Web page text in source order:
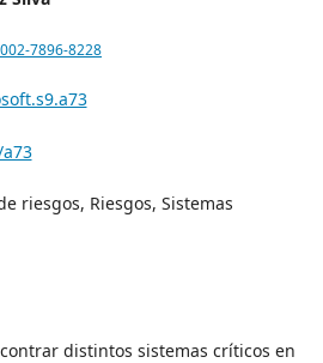
7896-8228
riesgos, Riesgos, Sistemas
distintos sistemas críticos en